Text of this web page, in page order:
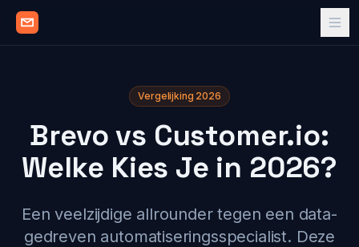
Vergelijking 2026
Brevo vs Customer.io:
Welke Kies Je in 2026?
Een veelzijdige allrounder tegen een data-
gedreven automatiseringsspecialist. Deze